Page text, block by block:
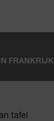
FRANKRIJK
tafel